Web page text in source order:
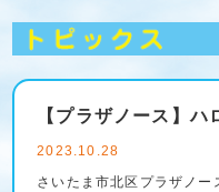
【プラザノース】
2023.10.28
さいたま市北区プラザノー